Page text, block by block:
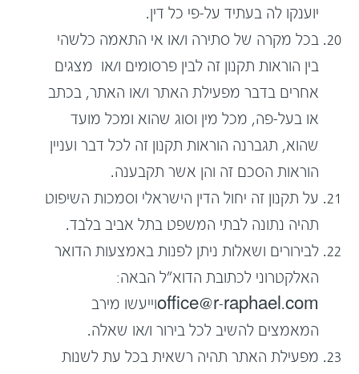
יוענקו לה בעתיד על-פי כל דין.
בכל מקרה של סתירה ו/או אי התאמה כלשהי
בין הוראות תקנון זה לבין פרסומים ו/או מצגים
אחרים בדבר מפעילת האתר ו/או האתר, בכתב
או בעל-פה, מכל מין וסוג שהוא ומכל מועד
שהוא, תגברנה הוראות תקנון זה לכל דבר ועניין
הוראות הסכם זה והן אשר תקבענה.
על תקנון זה יחול הדין הישראלי וסמכות השיפוט
תהיה נתונה לבתי המשפט בתל אביב בלבד.
לבירורים ושאלות ניתן לפנות באמצעות הדואר
האלקטרוני לכתובת הדוא"ל הבאה:
office@r-raphael.comוייעשו מירב
המאמצים להשיב לכל בירור ו/או שאלה.
מפעילת האתר תהיה רשאית בכל עת לשנות